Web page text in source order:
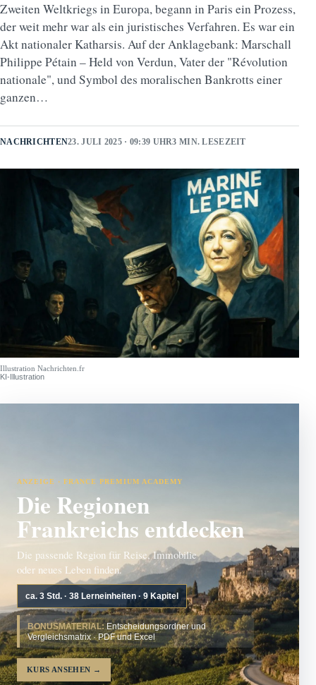
Zweiten Weltkriegs in Europa, begann in Paris ein Prozess,
der weit mehr war als ein juristisches Verfahren. Es war ein
Akt nationaler Katharsis. Auf der Anklagebank: Marschall
Philippe Pétain – Held von Verdun, Vater der "Révolution
nationale", und Symbol des moralischen Bankrotts einer
ganzen…
NACHRICHTEN23. JULI 2025 · 09:39 UHR3 MIN. LESEZEIT
Illustration Nachrichten.fr
KI-Illustration
ANZEIGE · FRANCE PREMIUM ACADEMY
Die Regionen
Frankreichs entdecken
Die passende Region für Reise, Immobilie
oder neues Leben finden.
ca. 3 Std. · 38 Lerneinheiten · 9 Kapitel
BONUSMATERIAL: Entscheidungsordner und
Vergleichsmatrix · PDF und Excel
KURS ANSEHEN →